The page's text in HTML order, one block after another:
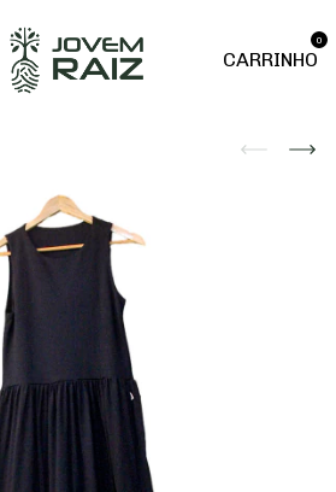
CARRINHO
0